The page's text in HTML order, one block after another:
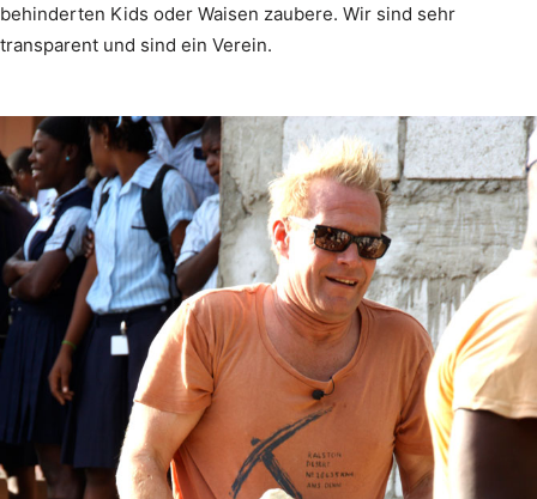
behinderten Kids oder Waisen zaubere. Wir sind sehr
transparent und sind ein Verein.